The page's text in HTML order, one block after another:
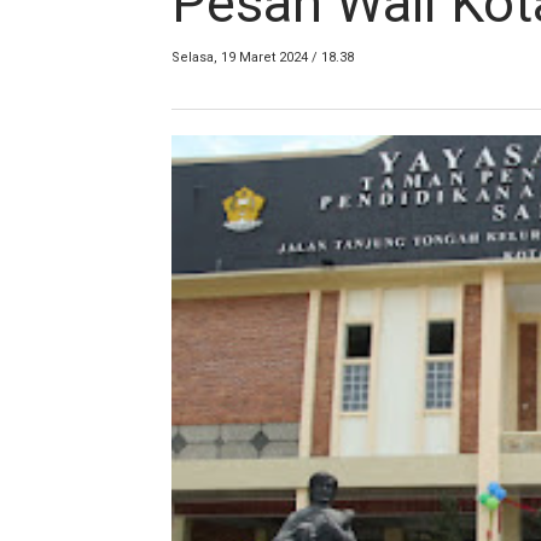
Selasa, 19 Maret 2024 / 18.38